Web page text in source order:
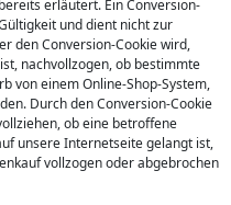
erläutert. Ein Conversion-
und dient nicht zur
den Conversion-Cookie wird,
nachvollzogen, ob bestimmte
von einem Online-Shop-System,
Durch den Conversion-Cookie
ob eine betroffene
unsere Internetseite gelangt ist,
vollzogen oder abgebrochen